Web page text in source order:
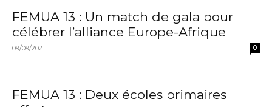
FEMUA 13 : Un match de gala pour
célébrer l’alliance Europe-Afrique
09/09/2021 0
FEMUA 13 : Deux écoles primaires